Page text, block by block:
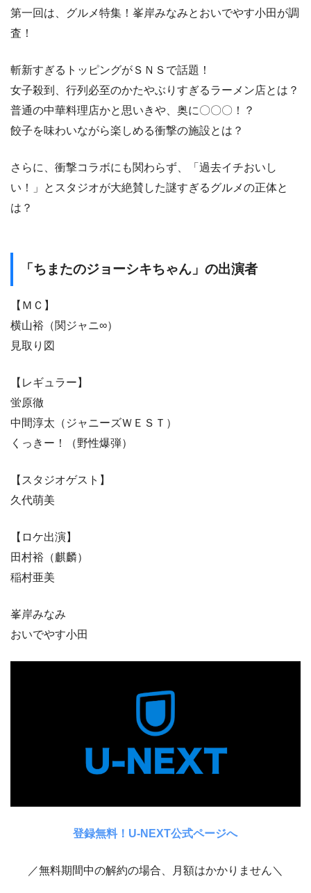
第一回は、グルメ特集！峯岸みなみとおいでやす小田が調
査！
斬新すぎるトッピングがＳＮＳで話題！
女子殺到、行列必至のかたやぶりすぎるラーメン店とは？
普通の中華料理店かと思いきや、奥に〇〇〇！？
餃子を味わいながら楽しめる衝撃の施設とは？
さらに、衝撃コラボにも関わらず、「過去イチおいし
い！」とスタジオが大絶賛した謎すぎるグルメの正体と
は？
「ちまたのジョーシキちゃん」の出演者
【ＭＣ】
横山裕（関ジャニ∞）
見取り図
【レギュラー】
蛍原徹
中間淳太（ジャニーズＷＥＳＴ）
くっきー！（野性爆弾）
【スタジオゲスト】
久代萌美
【ロケ出演】
田村裕（麒麟）
稲村亜美
峯岸みなみ
おいでやす小田
登録無料！U-NEXT公式ページへ
／無料期間中の解約の場合、月額はかかりません＼